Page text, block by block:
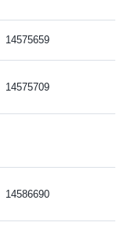
14575659
14575709
14586690